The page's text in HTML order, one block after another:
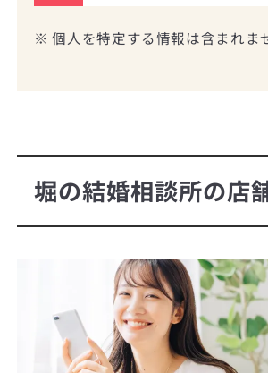
※ 個人を特定する情報は含まれま
堀の結婚相談所の店